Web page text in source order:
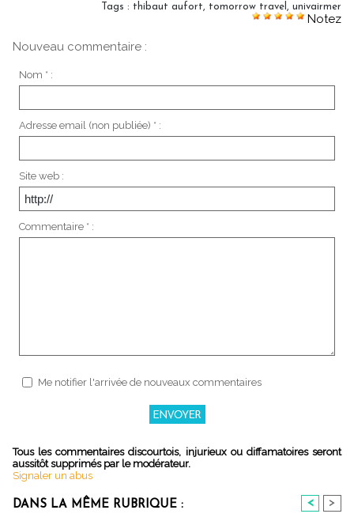
Tags : thibaut aufort, tomorrow travel , univairmer
Notez
Nouveau commentaire :
Nom * :
Adresse email (non publiée) * :
Site web :
Commentaire * :
Me notifier l'arrivée de nouveaux commentaires
Tous les commentaires discourtois, injurieux ou diffamatoires seront
aussitôt supprimés par le modérateur.
Signaler un abus
DANS LA MÊME RUBRIQUE : < >